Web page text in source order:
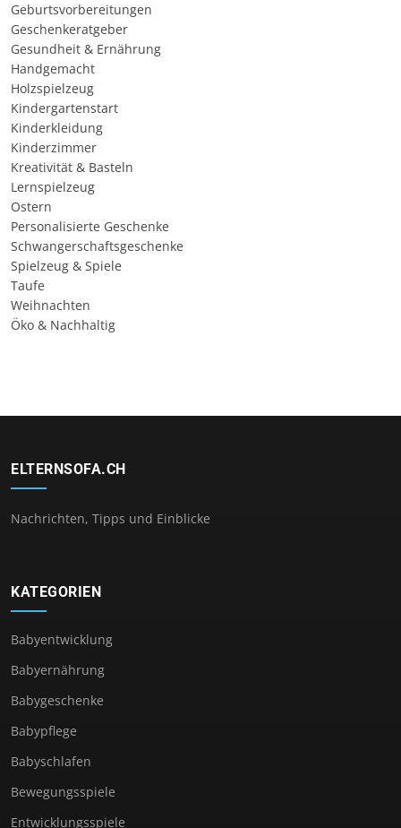
Geburtsvorbereitungen
Geschenkeratgeber
Gesundheit & Ernährung
Handgemacht
Holzspielzeug
Kindergartenstart
Kinderkleidung
Kinderzimmer
Kreativität & Basteln
Lernspielzeug
Ostern
Personalisierte Geschenke
Schwangerschaftsgeschenke
Spielzeug & Spiele
Taufe
Weihnachten
Öko & Nachhaltig
ELTERNSOFA.CH
Nachrichten, Tipps und Einblicke
KATEGORIEN
Babyentwicklung
Babyernährung
Babygeschenke
Babypflege
Babyschlafen
Bewegungsspiele
Entwicklungsspiele